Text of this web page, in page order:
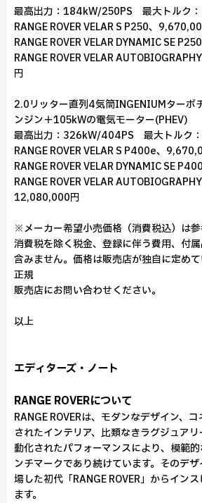
最高出力：184kW/250PS 最大トルク
RANGE ROVER VELAR S P250、
RANGE ROVER VELAR DYNAMIC SE
RANGE ROVER VELAR
円
2.0リッター直列4気筒INGENIUMターボ
ンジン＋105kWの電気モーター(PHEV)
最高出力：326kW/404PS 最大トルク
RANGE ROVER VELAR S P400e、
RANGE ROVER VELAR DYNAMIC SE
RANGE ROVER VELAR
12,080,000円
※メーカー希望小売価格（消費税込）は参
消費税を除く税金、登録に伴う費用、付
含みません。価格は販売店が独自に定め
正規
販売店にお問い合わせください。
以上
エディターズ・ノート
RANGE ROVERについて
RANGE ROVERは、モダンなデザイン、
されたインテリア、比類なきラグジュア
動化されたパフォーマンスにより、模範
ンチマークであり続けています。そのデ
場した初代「RANGE ROVER」からイン
ます。